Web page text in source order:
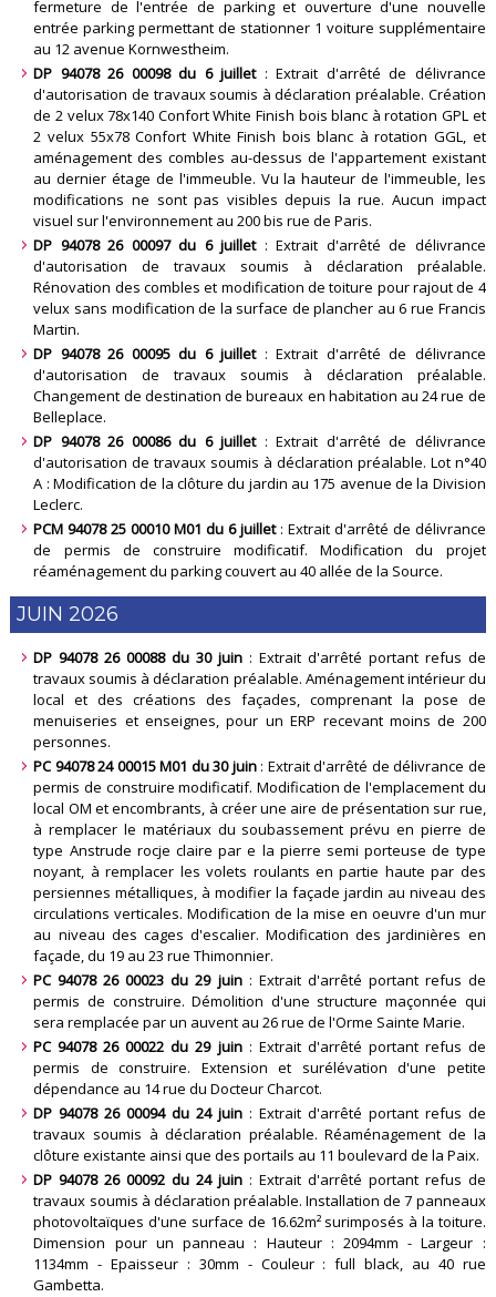
fermeture de l'entrée de parking et ouverture d'une nouvelle
entrée parking permettant de stationner 1 voiture supplémentaire
au 12 avenue Kornwestheim.
DP 94078 26 00098 du 6 juillet : Extrait d'arrêté de délivrance
d'autorisation de travaux soumis à déclaration préalable. Création
de 2 velux 78x140 Confort White Finish bois blanc à rotation GPL et
2 velux 55x78 Confort White Finish bois blanc à rotation GGL, et
aménagement des combles au-dessus de l'appartement existant
au dernier étage de l'immeuble. Vu la hauteur de l'immeuble, les
modifications ne sont pas visibles depuis la rue. Aucun impact
visuel sur l'environnement au 200 bis rue de Paris.
DP 94078 26 00097 du 6 juillet : Extrait d'arrêté de délivrance
d'autorisation de travaux soumis à déclaration préalable.
Rénovation des combles et modification de toiture pour rajout de 4
velux sans modification de la surface de plancher au 6 rue Francis
Martin.
DP 94078 26 00095 du 6 juillet : Extrait d'arrêté de délivrance
d'autorisation de travaux soumis à déclaration préalable.
Changement de destination de bureaux en habitation au 24 rue de
Belleplace.
DP 94078 26 00086 du 6 juillet : Extrait d'arrêté de délivrance
d'autorisation de travaux soumis à déclaration préalable. Lot n°40
A : Modification de la clôture du jardin au 175 avenue de la Division
Leclerc.
PCM 94078 25 00010 M01 du 6 juillet : Extrait d'arrêté de délivrance
de permis de construire modificatif. Modification du projet
réaménagement du parking couvert au 40 allée de la Source.
JUIN 2026
DP 94078 26 00088 du 30 juin : Extrait d'arrêté portant refus de
travaux soumis à déclaration préalable. Aménagement intérieur du
local et des créations des façades, comprenant la pose de
menuiseries et enseignes, pour un ERP recevant moins de 200
personnes.
PC 94078 24 00015 M01 du 30 juin : Extrait d'arrêté de délivrance de
permis de construire modificatif. Modification de l'emplacement du
local OM et encombrants, à créer une aire de présentation sur rue,
à remplacer le matériaux du soubassement prévu en pierre de
type Anstrude rocje claire par e la pierre semi porteuse de type
noyant, à remplacer les volets roulants en partie haute par des
persiennes métalliques, à modifier la façade jardin au niveau des
circulations verticales. Modification de la mise en oeuvre d'un mur
au niveau des cages d'escalier. Modification des jardinières en
façade, du 19 au 23 rue Thimonnier.
PC 94078 26 00023 du 29 juin : Extrait d'arrêté portant refus de
permis de construire. Démolition d'une structure maçonnée qui
sera remplacée par un auvent au 26 rue de l'Orme Sainte Marie.
PC 94078 26 00022 du 29 juin : Extrait d'arrêté portant refus de
permis de construire. Extension et surélévation d'une petite
dépendance au 14 rue du Docteur Charcot.
DP 94078 26 00094 du 24 juin : Extrait d'arrêté portant refus de
travaux soumis à déclaration préalable. Réaménagement de la
clôture existante ainsi que des portails au 11 boulevard de la Paix.
DP 94078 26 00092 du 24 juin : Extrait d'arrêté portant refus de
travaux soumis à déclaration préalable. Installation de 7 panneaux
photovoltaïques d'une surface de 16.62m² surimposés à la toiture.
Dimension pour un panneau : Hauteur : 2094mm - Largeur :
1134mm - Epaisseur : 30mm - Couleur : full black, au 40 rue
Gambetta.